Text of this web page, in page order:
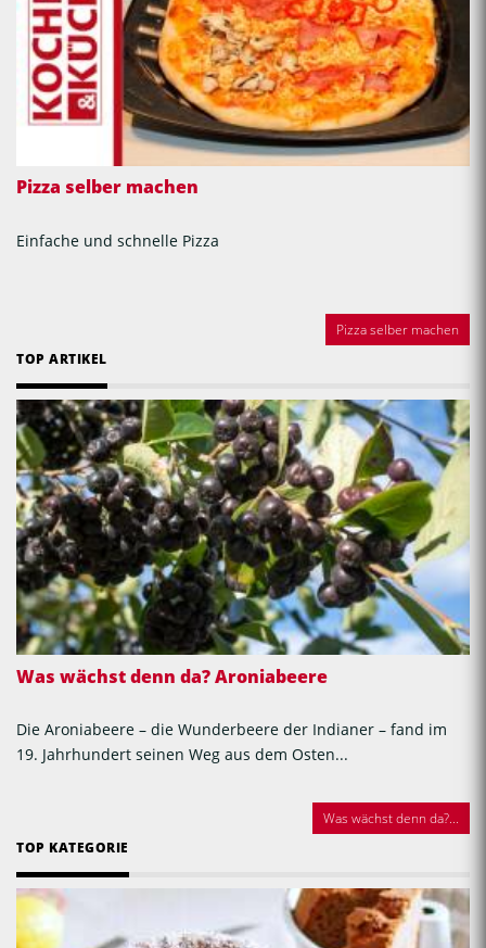
Pizza selber machen
Einfache und schnelle Pizza
Pizza selber machen
TOP ARTIKEL
Was wächst denn da? Aroniabeere
Die Aroniabeere – die Wunderbeere der Indianer – fand im
19. Jahrhundert seinen Weg aus dem Osten...
Was wächst denn da?...
TOP KATEGORIE